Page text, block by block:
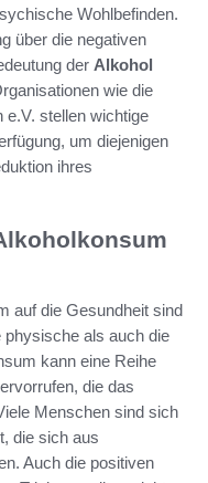
Wohlbefinden.
über die negativen
der Alkohol
wie die
e.V. stellen wichtige
um diejenigen
ihres
auf die Gesundheit sind
physische als auch die
kann eine Reihe
die das
Menschen sind sich
die sich aus
Auch die positiven